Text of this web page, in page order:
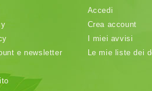
e newsletter
Accedi
Crea account
I miei avvisi
Le mie liste dei